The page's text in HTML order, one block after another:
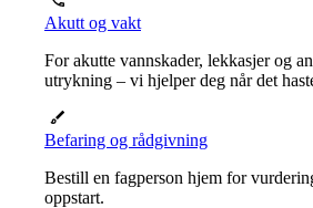
Akutt og vakt
For akutte vannskader, lekkasjer og
utrykning – vi hjelper deg når det
Befaring og rådgivning
Bestill en fagperson hjem for
oppstart.